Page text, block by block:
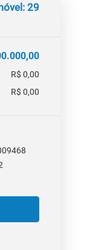
29
R$ 0,00
R$ 0,00